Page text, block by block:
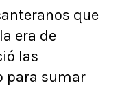
que
era de
las
para sumar